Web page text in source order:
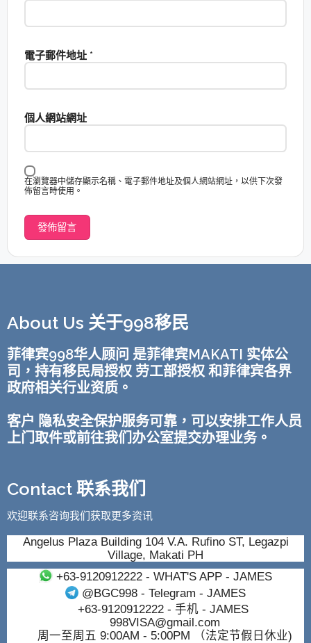
電子郵件地址 *
個人網站網址
在瀏覽器中儲存顯示名稱、電子郵件地址及個人網站網址，以供下次發
佈留言時使用。
About Us 关于998移民
菲律宾998华人顾问 是菲律宾MAKATI 实体公
司，持有移民局授权 劳工部授权 和菲律宾各界
政府相关行业资质。
客户 隐私安全保护服务可靠，可以安排工作人员
上门取件或前往我们办公室提交办理业务。
Contact 联系我们
欢迎联系咨询我们获取更多资讯
Angelus Plaza Building 104 V.A. Rufino ST, Legazpi
Village, Makati PH
+63-9120912222- WHAT'S APP - JAMES
@BGC998 - Telegram - JAMES
+63-9120912222- 手机 - JAMES
998VISA@gmail.com
周一至周五 9:00AM - 5:00PM （法定节假日休业)